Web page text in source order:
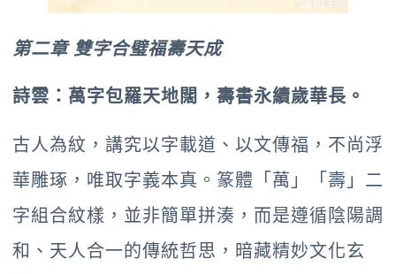
第二章 雙字合璧福壽天成
詩雲：萬字包羅天地闊，壽書永續歲華長。
古人為紋，講究以字載道、以文傳福，不尚浮
華雕琢，唯取字義本真。篆體「萬」「壽」二
字組合紋樣，並非簡單拼湊，而是遵循陰陽調
和、天人合一的傳統哲思，暗藏精妙文化玄